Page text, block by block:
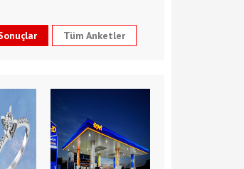
Tüm Anketler